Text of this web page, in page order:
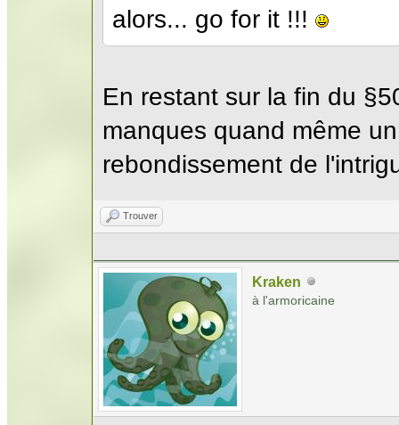
alors... go for it !!!
En restant sur la fin du
manques quand même
rebondissement de
Trouver
Kraken
à l'armoricaine